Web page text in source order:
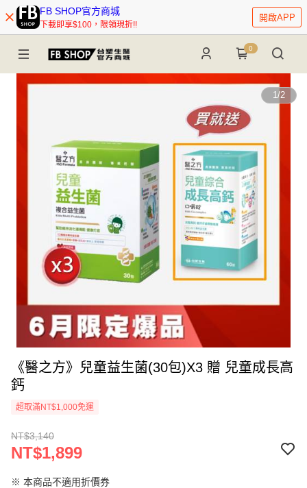
FB SHOP官方商城
下載即享$100，限領現折!!
開啟APP
0
1/2
《醫之方》兒童益生菌(30包)X3 贈 兒童成長高
鈣
超取滿NT$1,000免運
NT$3,140
NT$1,899
※ 本商品不適用折價券